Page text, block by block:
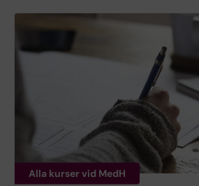
Alla kurser vid MedH